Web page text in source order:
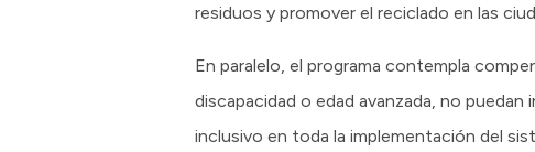
residuos y promover el reciclado en las
En paralelo, el programa contempla
discapacidad o edad avanzada, no
inclusivo en toda la implementación del